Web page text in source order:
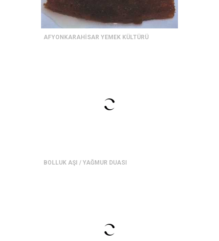
AFYONKARAHİSAR YEMEK KÜLTÜRÜ
BOLLUK AŞI / YAĞMUR DUASI